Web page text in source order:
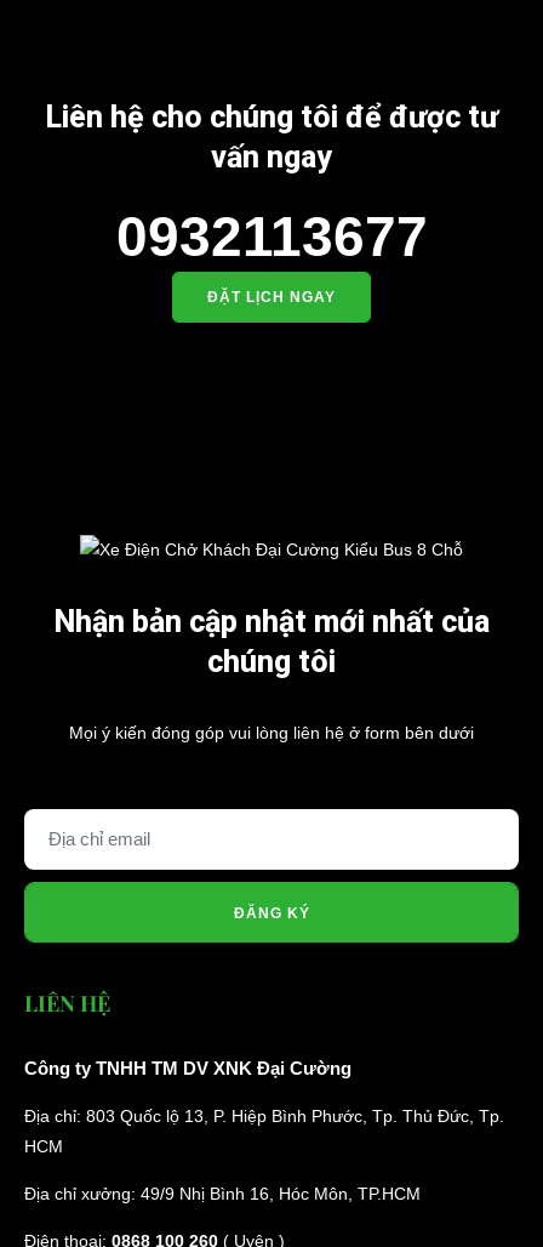
Liên hệ cho chúng tôi để được tư
vấn ngay
0932113677
ĐẶT LỊCH NGAY
Nhận bản cập nhật mới nhất của
chúng tôi
Mọi ý kiến đóng góp vui lòng liên hệ ở form bên dưới
ĐĂNG KÝ
LIÊN HỆ
Công ty TNHH TM DV XNK Đại Cường
Địa chỉ: 803 Quốc lộ 13, P. Hiệp Bình Phước, Tp. Thủ Đức, Tp.
HCM
Địa chỉ xưởng: 49/9 Nhị Bình 16, Hóc Môn, TP.HCM
Điện thoại: 0868 100 260 ( Uyên )